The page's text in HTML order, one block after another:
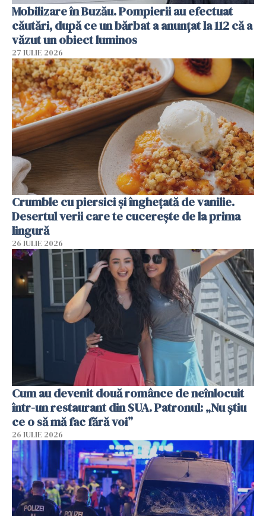
Mobilizare în Buzău. Pompierii au efectuat
căutări, după ce un bărbat a anunțat la 112 că a
văzut un obiect luminos
27 IULIE 2026
Crumble cu piersici și înghețată de vanilie.
Desertul verii care te cucerește de la prima
lingură
26 IULIE 2026
Cum au devenit două românce de neînlocuit
într-un restaurant din SUA. Patronul: „Nu știu
ce o să mă fac fără voi”
26 IULIE 2026